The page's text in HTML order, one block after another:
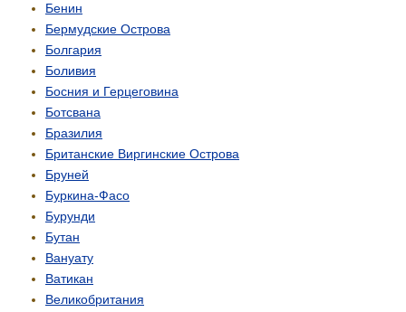
Бенин
Бермудские Острова
Болгария
Боливия
Босния и Герцеговина
Ботсвана
Бразилия
Британские Виргинские Острова
Бруней
Буркина-Фасо
Бурунди
Бутан
Вануату
Ватикан
Великобритания